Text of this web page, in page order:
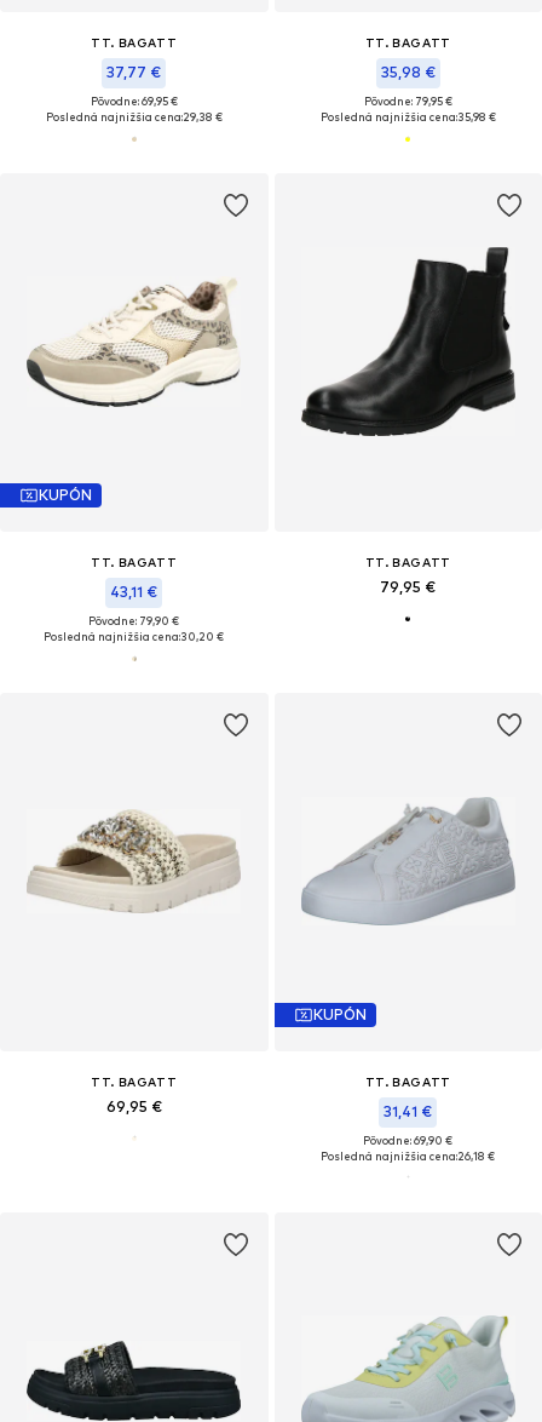
TT. BAGATT
37,77 €
Pôvodne: 69,95 €
Posledná najnižšia cena:29,38 €
TT. BAGATT
35,98 €
Pôvodne: 79,95 €
Posledná najnižšia cena:35,98 €
KUPÓN
TT. BAGATT
43,11 €
Pôvodne: 79,90 €
Posledná najnižšia cena:30,20 €
TT. BAGATT
79,95 €
TT. BAGATT
69,95 €
KUPÓN
TT. BAGATT
31,41 €
Pôvodne: 69,90 €
Posledná najnižšia cena:26,18 €